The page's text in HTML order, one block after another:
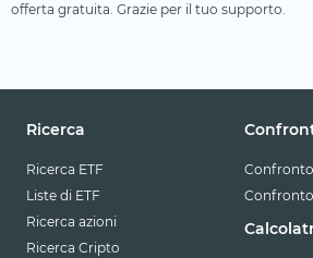
offerta gratuita. Grazie per il tuo supporto.
Ricerca
Ricerca ETF
Liste di ETF
Ricerca azioni
Ricerca Cripto
Confronto